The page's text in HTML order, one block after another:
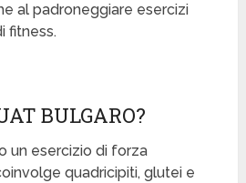
al padroneggiare esercizi
fitness.
BULGARO?
un esercizio di forza
quadricipiti, glutei e